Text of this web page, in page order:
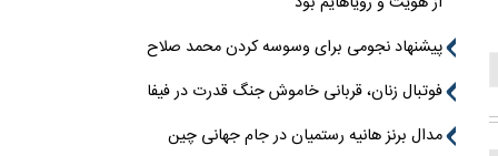
پیشنهاد نجومی برای وسوسه کردن محمد صلاح
فوتبال زنان، قربانی خاموش جنگ قدرت در فیفا
مدال برنز هانیه رستمیان در جام جهانی چین